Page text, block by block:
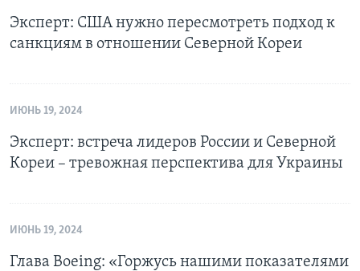
Эксперт: США нужно пересмотреть подход к
санкциям в отношении Северной Кореи
ИЮНЬ 19, 2024
Эксперт: встреча лидеров России и Северной
Кореи – тревожная перспектива для Украины
ИЮНЬ 19, 2024
Глава Boeing: «Горжусь нашими показателями